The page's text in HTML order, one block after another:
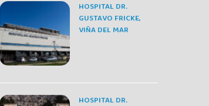
HOSPITAL DR.
GUSTAVO FRICKE,
VIÑA DEL MAR
HOSPITAL DR.